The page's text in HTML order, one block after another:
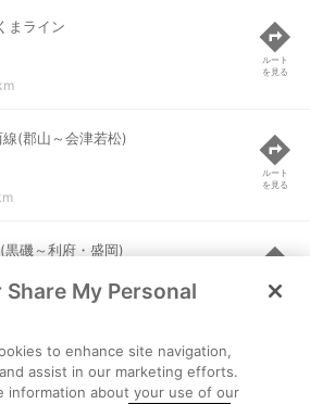
まライン
ルート
を見る
線(郡山～会津若松)
ルート
を見る
黒磯～利府・盛岡)
ルート
を見る
山～会津若松)
Share My Personal
to enhance site navigation,
assist in our marketing efforts.
information about your use of our